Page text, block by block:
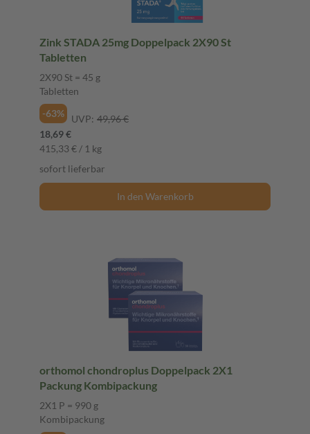
Zink STADA 25mg Doppelpack 2X90 St
Tabletten
2X90 St = 45 g
Tabletten
-63%
UVP: 49,96 €
18,69 €
415,33 € / 1 kg
sofort lieferbar
In den Warenkorb
orthomol chondroplus Doppelpack 2X1
Packung Kombipackung
2X1 P = 990 g
Kombipackung